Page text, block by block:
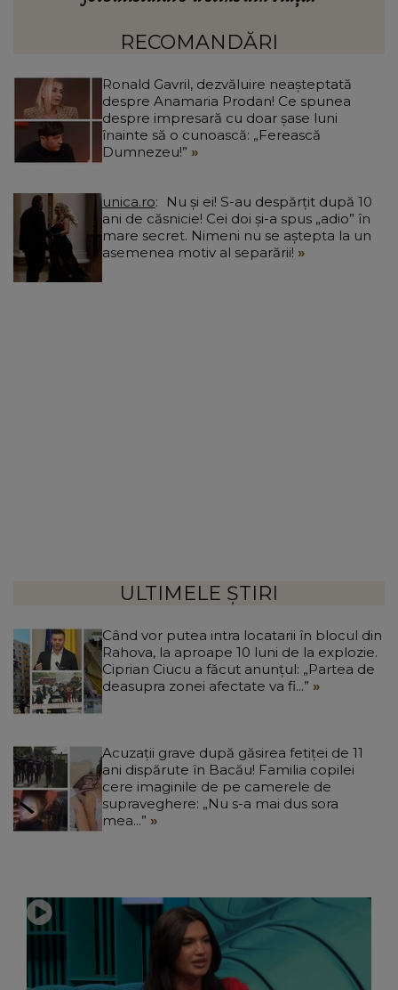
afectate va fi...”
RECOMANDĂRI
Ronald Gavril, dezvăluire neașteptată
despre Anamaria Prodan! Ce spunea
despre impresară cu doar șase luni
înainte să o cunoască: „Ferească
Dumnezeu!”
unica.ro
ani de căsnicie! Cei doi și-a spus „adio” în
mare secret. Nimeni nu se aștepta la un
asemenea motiv al separării!
ULTIMELE ȘTIRI
Când vor putea intra locatarii în blocul din
Rahova, la aproape 10 luni de la explozie.
Ciprian Ciucu a făcut anunțul: „Partea de
deasupra zonei afectate va fi...”
Acuzații grave după găsirea fetiței de 11
ani dispărute în Bacău! Familia copilei
cere imaginile de pe camerele de
supraveghere: „Nu s-a mai dus sora
mea...”